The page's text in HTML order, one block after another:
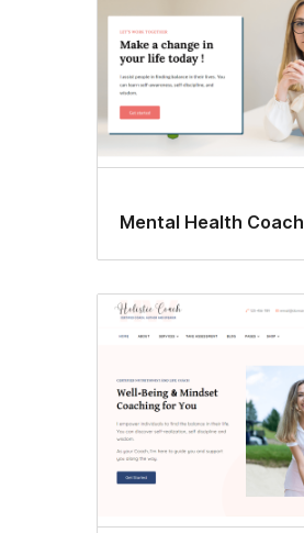
Mental Health Coach